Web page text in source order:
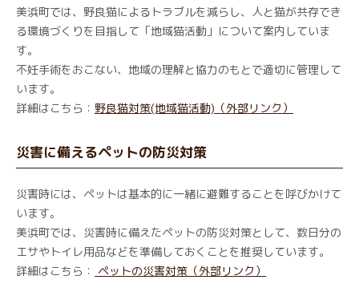
美浜町では、野良猫によるトラブルを減らし、人と猫が共存でき
る環境づくりを目指して「地域猫活動」について案内していま
す。
不妊手術をおこない、地域の理解と協力のもとで適切に管理して
います。
詳細はこちら： 野良猫対策(地域猫活動)（外部リンク）
災害に備えるペットの防災対策
災害時には、ペットは基本的に一緒に避難することを呼びかけて
います。
美浜町では、災害時に備えたペットの防災対策として、数日分の
エサやトイレ用品などを準備しておくことを推奨しています。
詳細はこちら：
ペットの災害対策（外部リンク）